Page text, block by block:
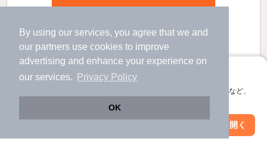
By using our services, you agree that we and
our partners use cookies to improve
advertising and enhance your experience on
our services.
Privacy Policy
OK
アプリに切り替えて、サクサクお部屋探し
会員登録なしですぐ使える。マップ検索やお気に入り保存など、
アプリを開く
フリージアの賃貸物件
観月橋駅 歩20 分 （京阪宇治線）
向島駅 歩 8分 （近鉄京都線）
桃山駅 歩 25分 （奈良線）
3階建 / 新築 / 木造
絞り込み条件を変更